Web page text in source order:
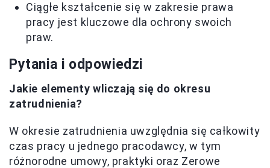
Ciągłe kształcenie się w zakresie prawa
pracy jest kluczowe dla ochrony swoich
praw.
Pytania i odpowiedzi
Jakie elementy wliczają się do okresu
zatrudnienia?
W okresie zatrudnienia uwzględnia się całkowity
czas pracy u jednego pracodawcy, w tym
różnorodne umowy, praktyki oraz Zerowe